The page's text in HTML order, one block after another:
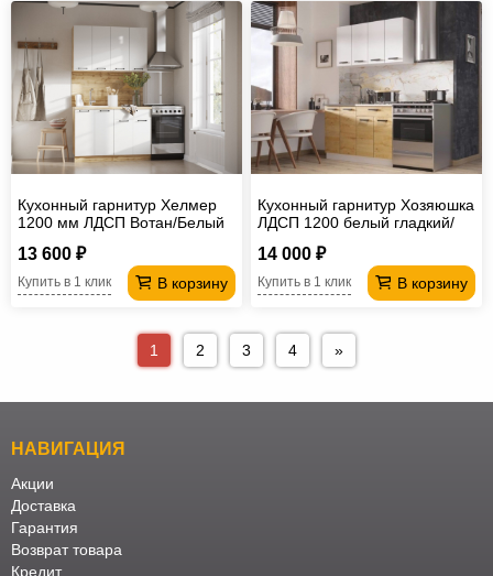
Кухонный гарнитур Хелмер
1200 мм ЛДСП Вотан/Белый
13 600 ₽
В корзину
Купить в 1 клик
Кухонный гарнитур Хозяюшка
ЛДСП 1200 белый гладкий/
14 000 ₽
В корзину
Купить в 1 клик
1 2 3 4 »
НАВИГАЦИЯ
Акции
Доставка
Гарантия
Возврат товара
Кредит